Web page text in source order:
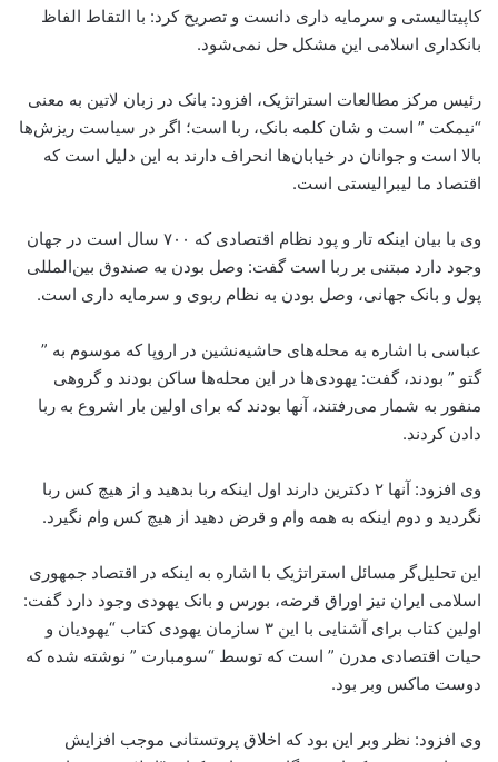
کاپیتالیستی و سرمایه داری دانست و تصریح کرد: با التقاط الفاظ
بانکداری اسلامی این مشکل حل نمی‌شود.
رئیس مرکز مطالعات استراتژیک،‌ افزود: بانک در زبان لاتین به معنی
“نیمکت ” است و شان کلمه بانک، ربا است؛ اگر در سیاست ریزش‌ها
بالا است و جوانان در خیابان‌ها انحراف دارند به این دلیل است که
اقتصاد ما لیبرالیستی است.
وی با بیان اینکه تار و پود نظام اقتصادی که ۷۰۰ سال است در جهان
وجود دارد مبتنی بر ربا است گفت: وصل بودن به صندوق بین‌المللی
پول و بانک جهانی، وصل بودن به نظام ربوی و سرمایه داری است.
عباسی با اشاره به محله‌های حاشیه‌نشین در اروپا که موسوم به ”
گتو ” بودند، گفت: یهودی‌ها در این محله‌ها ساکن بودند و گروهی
منفور به شمار می‌رفتند، آنها بودند که برای اولین بار اشروع به ربا
دادن کردند.
وی افزود: آنها ۲ دکترین دارند اول اینکه ربا بدهید و از هیچ کس ربا
نگردید و دوم اینکه به همه وام و قرض دهید از هیچ کس وام نگیرد.
این تحلیل‌گر مسائل استراتژیک با اشاره به اینکه در اقتصاد جمهوری
اسلامی ایران نیز اوراق قرضه، بورس و بانک یهودی وجود دارد گفت:
اولین کتاب برای آشنایی با این ۳ سازمان یهودی کتاب “یهودیان و
حیات اقتصادی مدرن ” است که توسط “سومبارت ” نوشته شده که
دوست ماکس وبر بود.
وی افزود: نظر وبر این بود که اخلاق پروتستانی موجب افزایش